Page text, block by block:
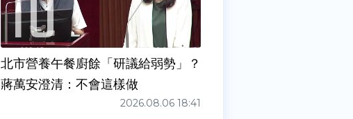
北市營養午餐廚餘「研議給弱勢」？
蔣萬安澄清：不會這樣做
2026.08.06 18:41